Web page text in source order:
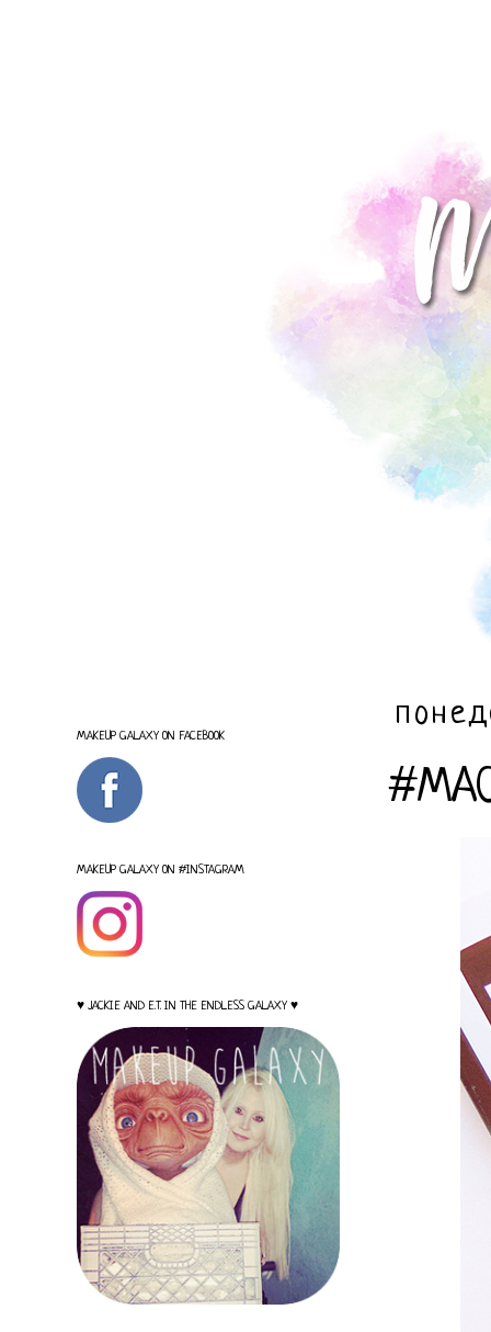
MAKEUP GALAXY ON FACEBOOK
MAKEUP GALAXY ON #INSTAGRAM
♥ JACKIE AND E.T. IN THE ENDLESS GALAXY ♥